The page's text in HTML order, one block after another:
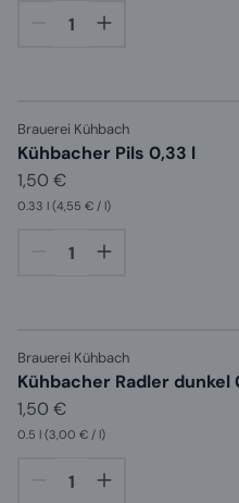
Brauerei Kühbach
Kühbacher Pils 0,33 l
1,50 €
0.33 l (4,55 € / l)
Brauerei Kühbach
Kühbacher Radler dunkel
1,50 €
0.5 l (3,00 € / l)